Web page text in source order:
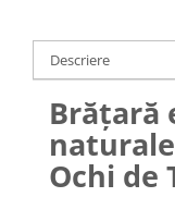
Lănțișoare cu Animale
Lănțișoare cu Pietre
Lănțișoare Argint
COLIERE CU PERLE
Descriere
Brățară
Ochi de